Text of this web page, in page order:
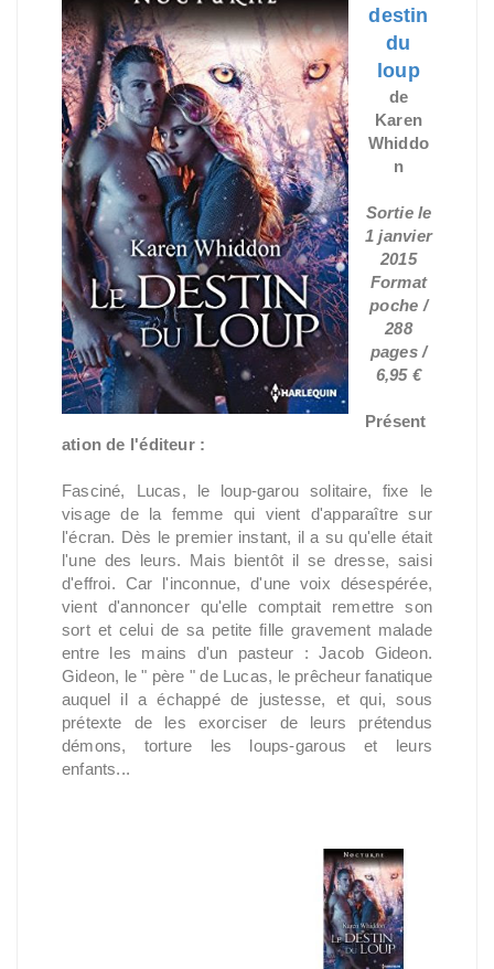
destin
du
loup
de
Karen
Whiddo
n
Sortie le
1 janvier
2015
Format
poche /
288
pages /
6,95 €
Présent
ation de l'éditeur :
Fasciné, Lucas, le loup-garou solitaire, fixe le
visage de la femme qui vient d'apparaître sur
l'écran. Dès le premier instant, il a su qu'elle était
l'une des leurs. Mais bientôt il se dresse, saisi
d'effroi. Car l'inconnue, d'une voix désespérée,
vient d'annoncer qu'elle comptait remettre son
sort et celui de sa petite fille gravement malade
entre les mains d'un pasteur : Jacob Gideon.
Gideon, le " père " de Lucas, le prêcheur fanatique
auquel il a échappé de justesse, et qui, sous
prétexte de les exorciser de leurs prétendus
démons, torture les loups-garous et leurs
enfants...